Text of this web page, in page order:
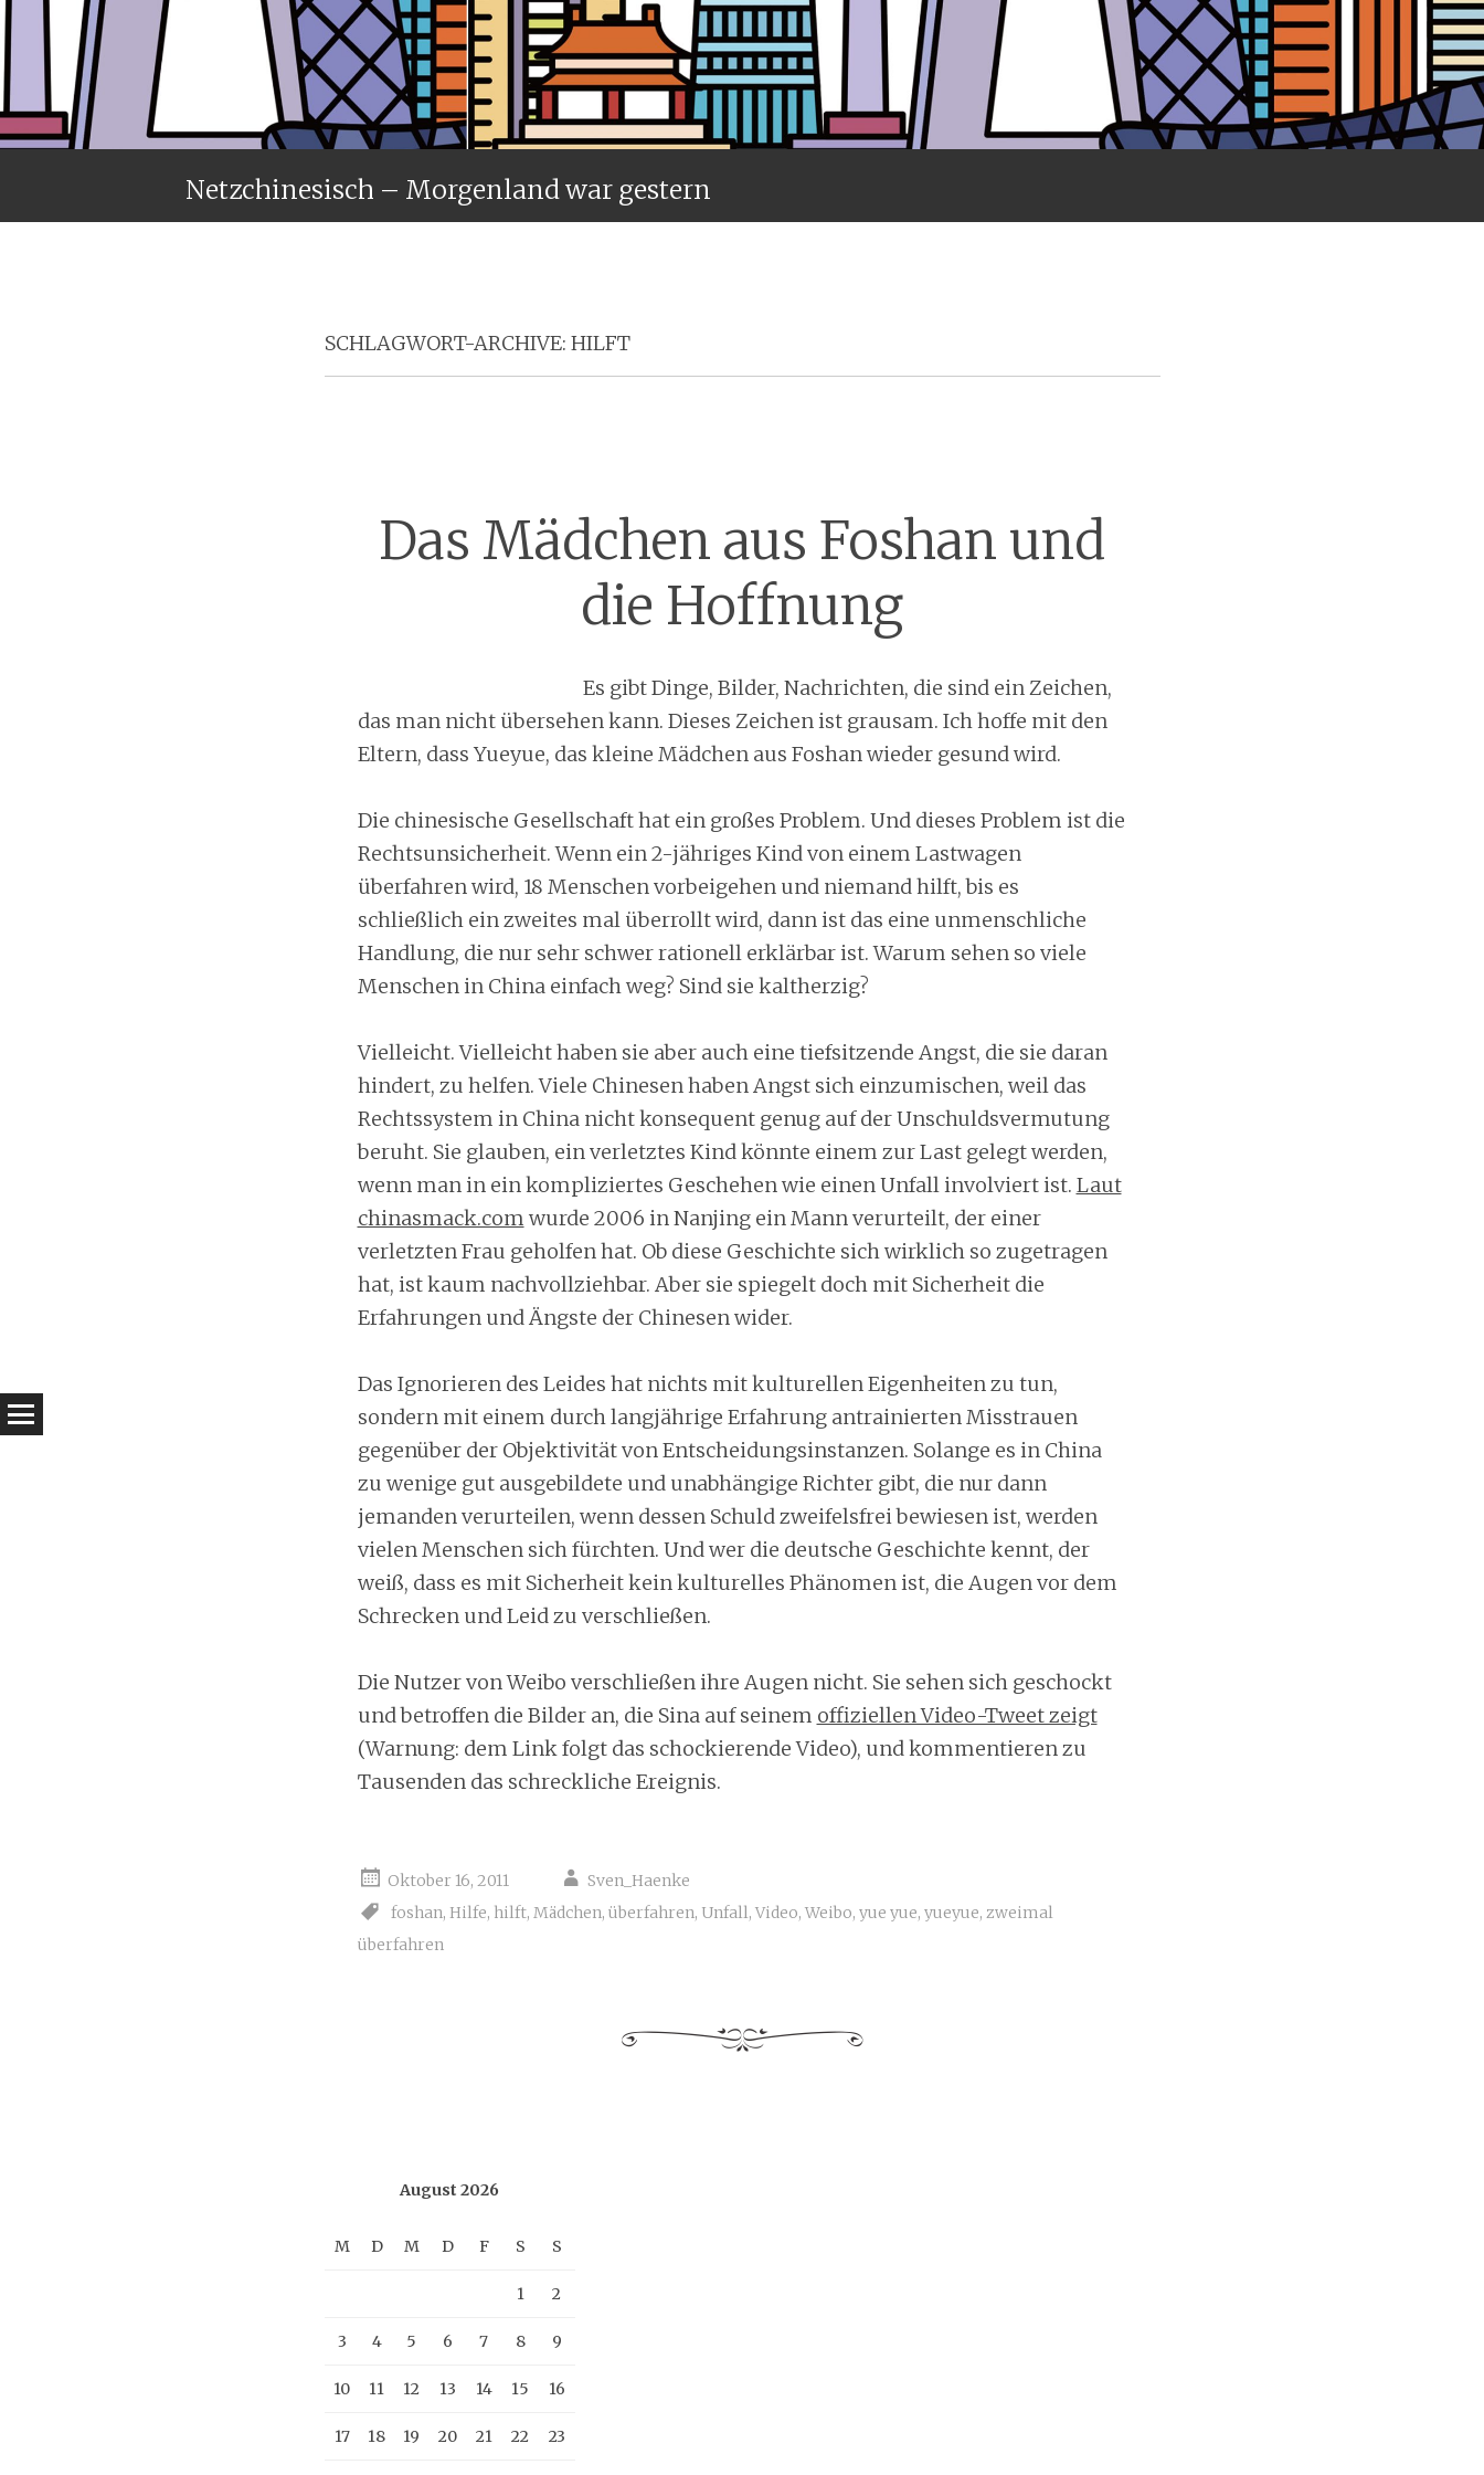
Netzchinesisch – Morgenland war gestern
SCHLAGWORT-ARCHIVE: HILFT
Das Mädchen aus Foshan und
die Hoffnung
Es gibt Dinge, Bilder, Nachrichten, die sind ein Zeichen,
das man nicht übersehen kann. Dieses Zeichen ist grausam. Ich hoffe mit den
Eltern, dass Yueyue, das kleine Mädchen aus Foshan wieder gesund wird.
Die chinesische Gesellschaft hat ein großes Problem. Und dieses Problem ist die
Rechtsunsicherheit. Wenn ein 2-jähriges Kind von einem Lastwagen
überfahren wird, 18 Menschen vorbeigehen und niemand hilft, bis es
schließlich ein zweites mal überrollt wird, dann ist das eine unmenschliche
Handlung, die nur sehr schwer rationell erklärbar ist. Warum sehen so viele
Menschen in China einfach weg? Sind sie kaltherzig?
Vielleicht. Vielleicht haben sie aber auch eine tiefsitzende Angst, die sie daran
hindert, zu helfen. Viele Chinesen haben Angst sich einzumischen, weil das
Rechtssystem in China nicht konsequent genug auf der Unschuldsvermutung
beruht. Sie glauben, ein verletztes Kind könnte einem zur Last gelegt werden,
wenn man in ein kompliziertes Geschehen wie einen Unfall involviert ist. Laut
chinasmack.com wurde 2006 in Nanjing ein Mann verurteilt, der einer
verletzten Frau geholfen hat. Ob diese Geschichte sich wirklich so zugetragen
hat, ist kaum nachvollziehbar. Aber sie spiegelt doch mit Sicherheit die
Erfahrungen und Ängste der Chinesen wider.
Das Ignorieren des Leides hat nichts mit kulturellen Eigenheiten zu tun,
sondern mit einem durch langjährige Erfahrung antrainierten Misstrauen
gegenüber der Objektivität von Entscheidungsinstanzen. Solange es in China
zu wenige gut ausgebildete und unabhängige Richter gibt, die nur dann
jemanden verurteilen, wenn dessen Schuld zweifelsfrei bewiesen ist, werden
vielen Menschen sich fürchten. Und wer die deutsche Geschichte kennt, der
weiß, dass es mit Sicherheit kein kulturelles Phänomen ist, die Augen vor dem
Schrecken und Leid zu verschließen.
Die Nutzer von Weibo verschließen ihre Augen nicht. Sie sehen sich geschockt
und betroffen die Bilder an, die Sina auf seinem offiziellen Video-Tweet zeigt
(Warnung: dem Link folgt das schockierende Video), und kommentieren zu
Tausenden das schreckliche Ereignis.
Oktober 16, 2011
Sven_Haenke
foshan, Hilfe, hilft, Mädchen, überfahren, Unfall, Video, Weibo, yue yue, yueyue, zweimal
überfahren
August 2026
M D M D F S S
1 2
3 4 5 6 7 8 9
10 11 12 13 14 15 16
17 18 19 20 21 22 23